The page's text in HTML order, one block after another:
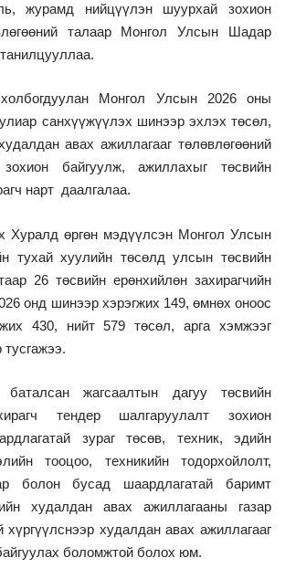
журамд нийцүүлэн шуурхай зохион
талаар Монгол Улсын Шадар
холбогдуулан Монгол Улсын 2026 оны
санхүүжүүлэх шинээр эхлэх төсөл,
авах ажиллагааг төлөвлөгөөний
байгуулж, ажиллахыг төсвийн
нарт даалгалаа.
Хуралд өргөн мэдүүлсэн Монгол Улсын
тухай хуулийн төсөлд улсын төсвийн
26 төсвийн ерөнхийлөн захирагчийн
онд шинээр хэрэгжих 149, өмнөх оноос
430, нийт 579 төсөл, арга хэмжээг
баталсан жагсаалтын дагуу төсвийн
тендер шалгаруулалт зохион
зураг төсөв, техник, эдийн
тооцоо, техникийн тодорхойлолт,
болон бусад шаардлагатай баримт
худалдан авах ажиллагааны газар
хүргүүлснээр худалдан авах ажиллагааг
боломжтой болох юм.